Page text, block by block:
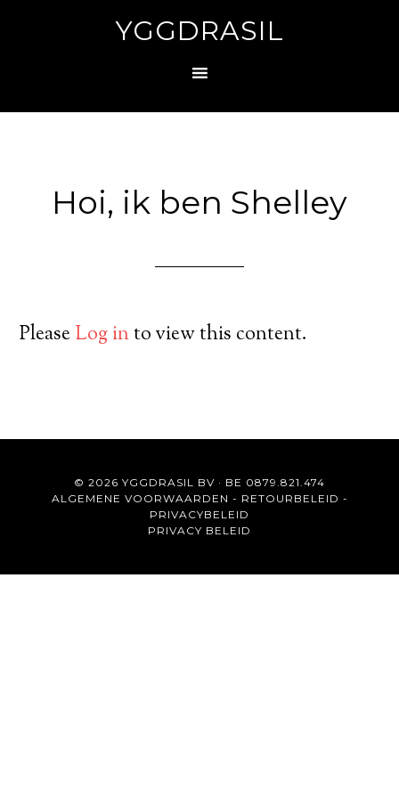
YGGDRASIL
Hoi, ik ben Shelley
PleaseLog into view this content.
© 2026 YGGDRASIL BV · BE 0879.821.474
ALGEMENE VOORWAARDEN - RETOURBELEID -
PRIVACYBELEID
PRIVACY BELEID